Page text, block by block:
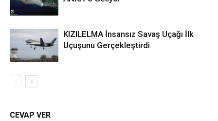
KIZILELMA İnsansız Savaş Uçağı İlk
Uçuşunu Gerçekleştirdi
CEVAP VER